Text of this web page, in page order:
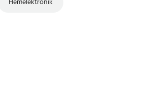
Hemelektronik